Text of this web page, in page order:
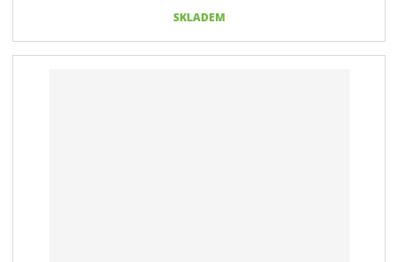
SKLADEM